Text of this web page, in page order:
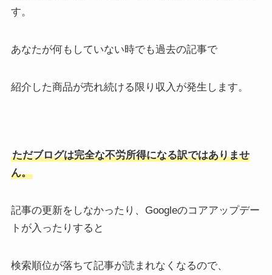
す。
あなたが何もしていない時でも過去の記事で
紹介した商品が売れ続ける限り収入が発生します。
ただブログは完全な不労所得になる訳ではありませ
ん。
記事の更新をしなかったり、Googleのコアアップデー
トが入ったりすると
検索順位が落ちて記事が読まれなくなるので、